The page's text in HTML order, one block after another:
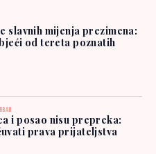
slavnih mijenja prezimena:
od tereta poznatih
i posao nisu prepreka:
prava prijateljstva